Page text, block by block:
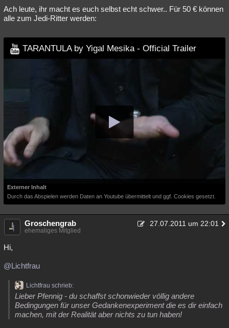
Ach leute, ihr macht es euch selbst echt schwer.. Für 50 € können
alle zum Jedi-Ritter werden:
TARANTULA by Yigal Mesika - Official Trailer
Externer Inhalt
Durch das Abspielen werden Daten an Youtube übermittelt und ggf. Cookies gesetzt.
Groschengrab 27.07.2011 um 22:01
ehemaliges Mitglied
Hi,
@Lichtfrau
Lichtfrau schrieb:
Lieber Pfennig - du schaffst schonwieder völlig andere
Bedingungen für unser Gedankenexperiment die es dir einfach
machen, mit der Realität aber nichts zu tun haben!